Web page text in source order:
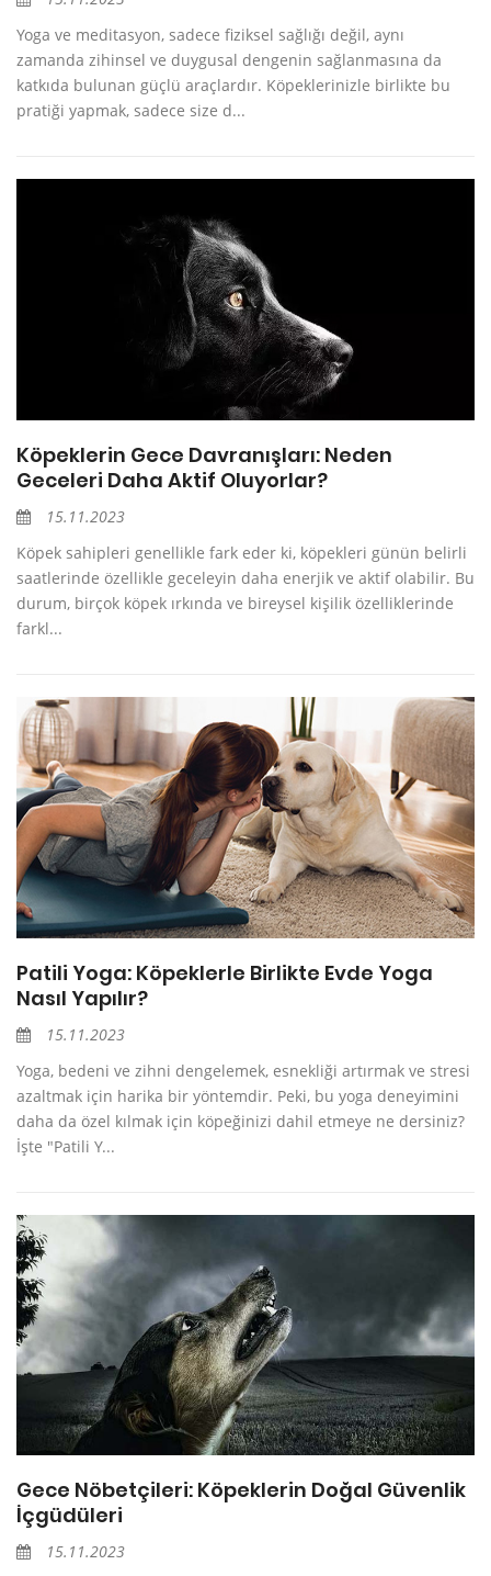
Yoga ve meditasyon, sadece fiziksel sağlığı değil, aynı
zamanda zihinsel ve duygusal dengenin sağlanmasına da
katkıda bulunan güçlü araçlardır. Köpeklerinizle birlikte bu
pratiği yapmak, sadece size d...
Köpeklerin Gece Davranışları: Neden
Geceleri Daha Aktif Oluyorlar?
15.11.2023
Köpek sahipleri genellikle fark eder ki, köpekleri günün belirli
saatlerinde özellikle geceleyin daha enerjik ve aktif olabilir. Bu
durum, birçok köpek ırkında ve bireysel kişilik özelliklerinde
farkl...
Patili Yoga: Köpeklerle Birlikte Evde Yoga
Nasıl Yapılır?
15.11.2023
Yoga, bedeni ve zihni dengelemek, esnekliği artırmak ve stresi
azaltmak için harika bir yöntemdir. Peki, bu yoga deneyimini
daha da özel kılmak için köpeğinizi dahil etmeye ne dersiniz?
İşte "Patili Y...
Gece Nöbetçileri: Köpeklerin Doğal Güvenlik
İçgüdüleri
15.11.2023